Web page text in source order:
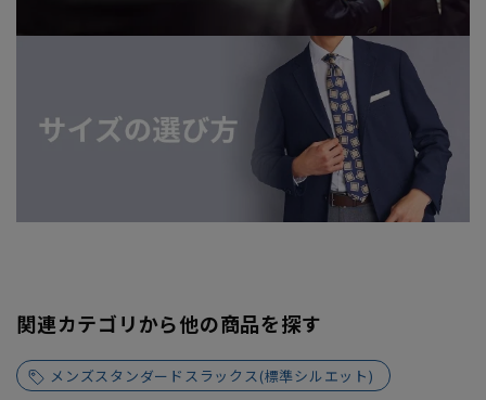
関連カテゴリから他の商品を探す
メンズスタンダードスラックス(標準シルエット)